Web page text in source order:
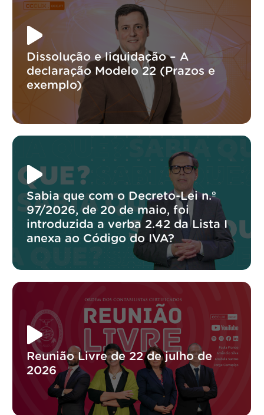
Dissolução e liquidação – A
declaração Modelo 22 (Prazos e
exemplo)
Sabia que com o Decreto-Lei n.º
97/2026, de 20 de maio, foi
introduzida a verba 2.42 da Lista I
anexa ao Código do IVA?
Reunião Livre de 22 de julho de
2026